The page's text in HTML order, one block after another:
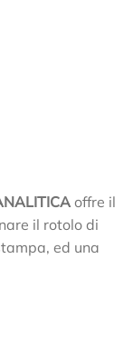
offre il
il rotolo di
ed una